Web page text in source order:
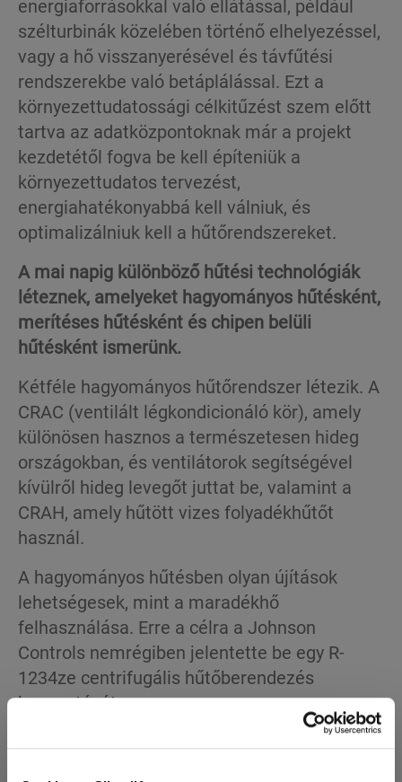
energiaforrásokkal való ellátással, például
szélturbinák közelében történő elhelyezéssel,
vagy a hő visszanyerésével és távfűtési
rendszerekbe való betáplálással. Ezt a
környezettudatossági célkitűzést szem előtt
tartva az adatközpontoknak már a projekt
kezdetétől fogva be kell építeniük a
környezettudatos tervezést,
energiahatékonyabbá kell válniuk, és
optimalizálniuk kell a hűtőrendszereket.
A mai napig különböző hűtési technológiák
léteznek, amelyeket hagyományos hűtésként,
merítéses hűtésként és chipen belüli
hűtésként ismerünk.
Kétféle hagyományos hűtőrendszer létezik. A
CRAC (ventilált légkondicionáló kör), amely
különösen hasznos a természetesen hideg
országokban, és ventilátorok segítségével
kívülről hideg levegőt juttat be, valamint a
CRAH, amely hűtött vizes folyadékhűtőt
használ.
A hagyományos hűtésben olyan újítások
lehetségesek, mint a maradékhő
felhasználása. Erre a célra a Johnson
Controls nemrégiben jelentette be egy R-
1234ze centrifugális hűtőberendezés
bevezetését.
Az energiahatékonyság javításának egy